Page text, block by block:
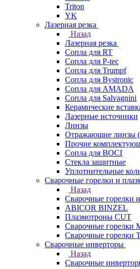
Triton
YK
Лазерная резка
Назад
Лазерная резка
Сопла для RT
Сопла для P-tec
Сопла для Trumpf
Сопла для Bystronic
Сопла для AMADA
Сопла для Salvagnini
Керамические
Лазерные источники
Линзы
Отражающие линзы
Прочие
Сопла для BOCI
Стекла защитные
Уплотнительные
Сварочные горелки и
Назад
Сварочные горелки
ABICOR BINZEL
Плазмотроны CUT
Сварочные горелки
Сварочные горелки
Сварочные инверторы
Назад
Сварочные